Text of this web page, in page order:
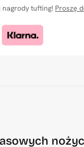
tufting! Proszę